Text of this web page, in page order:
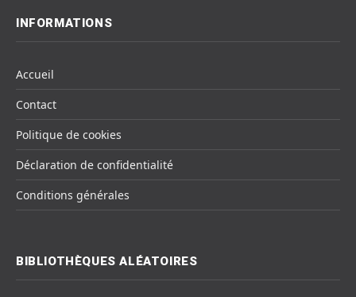
INFORMATIONS
Accueil
Contact
Politique de cookies
Déclaration de confidentialité
Conditions générales
BIBLIOTHÈQUES ALÉATOIRES